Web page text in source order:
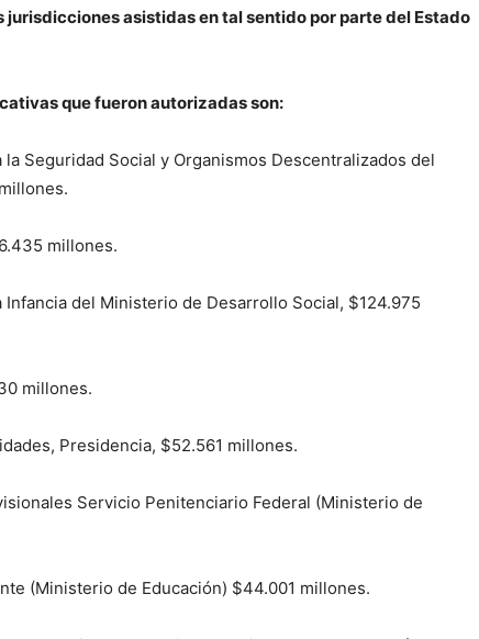
asistidas en tal sentido por parte del Estado
que fueron autorizadas son:
Seguridad Social y Organismos Descentralizados del
millones.
del Ministerio de Desarrollo Social, $124.975
millones.
Presidencia, $52.561 millones.
Servicio Penitenciario Federal (Ministerio de
(Ministerio de Educación) $44.001 millones.